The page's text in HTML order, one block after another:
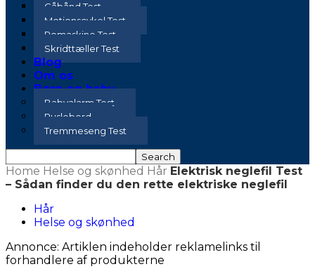
Gåbånd Test
Motionscykel Test
Romaskine Test
Skridttæller Test
Blog
Om os
Børn og baby
Babyalarm Test
Puslebord
Tremmeseng Test
Home Helse og skønhed Hår Elektrisk neglefil Test
– Sådan finder du den rette elektriske neglefil
Hår
Helse og skønhed
Annonce: Artiklen indeholder reklamelinks til
forhandlere af produkterne